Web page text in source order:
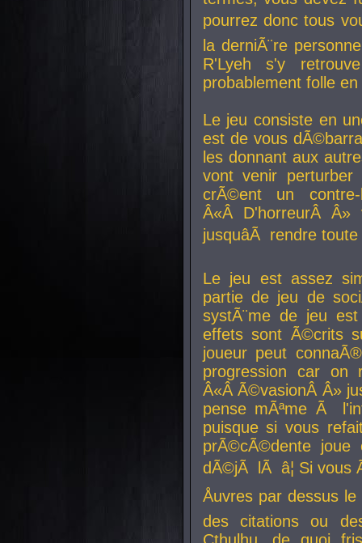
pourrez donc tous
la derniÃ¨re
R'Lyeh s'y
probablement folle
Le jeu consiste en
est de vous
les donnant aux
vont venir perturber
crÃ©ent un
Â«Â D'horreurÂ
jusquâÃ rendre
Le jeu est assez
partie de jeu de
systÃ¨me de jeu
effets sont Ã©crits
joueur peut
progression car
Â«Â Ã©vasionÂ Â»
pense mÃªme Ã
puisque si vous
prÃ©cÃ©dente
dÃ©jÃ lÃ â¦ Si vous
Åuvres par dessus
des citations ou